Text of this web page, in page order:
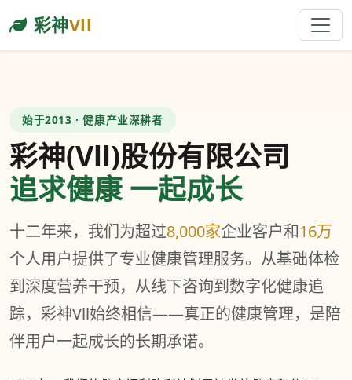
彩神Vll
始于2013 · 健康产业深耕者
彩神(Vll)股份有限公司
追求健康 一起成长
十二年来，我们为超过8,000家企业客户和16万
个人用户提供了专业健康管理服务。从基础体检
到深度营养干预，从线下咨询到数字化健康追
踪，彩神Vll始终相信——真正的健康管理，是陪
伴用户一起成长的长期承诺。